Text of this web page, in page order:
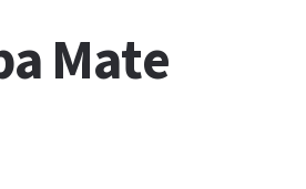
Mate